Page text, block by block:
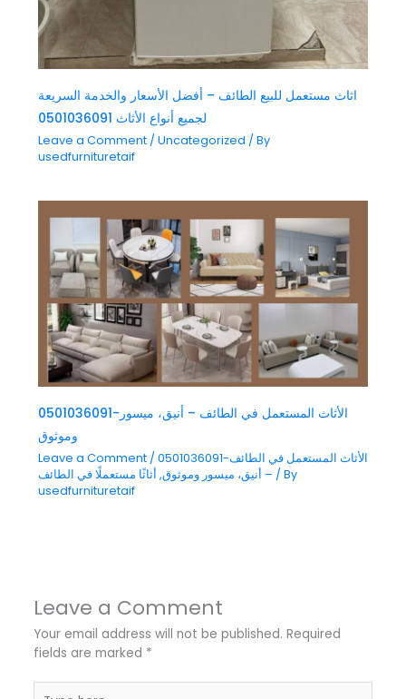
اثاث مستعمل للبيع الطائف – أفضل الأسعار والخدمة السريعة
لجميع أنواع الأثاث 0501036091
Leave a Comment / Uncategorized / By
usedfurnituretaif
0501036091-الأثاث المستعمل في الطائف – أنيق، ميسور
وموثوق
Leave a Comment / 0501036091-الأثاث المستعمل في الطائف
– أنيق، ميسور وموثوق, أثاثًا مستعملًا في الطائف
/ By
usedfurnituretaif
Leave a Comment
Your email address will not be published. Required
fields are marked *